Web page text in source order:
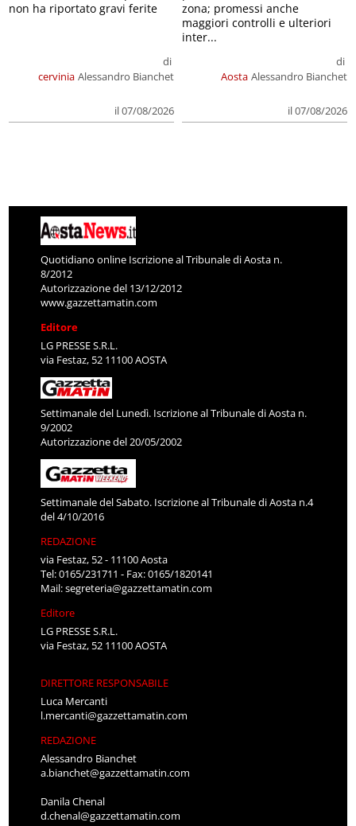
cervinia
di
Alessandro Bianchet
il 07/08/2026
non ha riportato gravi ferite
Aosta
di
Alessandro Bianchet
il 07/08/2026
zona; promessi anche
maggiori controlli e ulteriori
inter...
Quotidiano online Iscrizione al Tribunale di Aosta n.
8/2012
Autorizzazione del 13/12/2012
www.gazzettamatin.com
Editore
LG PRESSE S.R.L.
via Festaz, 52 11100 AOSTA
Settimanale del Lunedì. Iscrizione al Tribunale di Aosta n.
9/2002
Autorizzazione del 20/05/2002
Settimanale del Sabato. Iscrizione al Tribunale di Aosta n.4
del 4/10/2016
REDAZIONE
via Festaz, 52 - 11100 Aosta
Tel: 0165/231711 - Fax: 0165/1820141
Mail:segreteria@gazzettamatin.com
Editore
LG PRESSE S.R.L.
via Festaz, 52 11100 AOSTA
DIRETTORE RESPONSABILE
Luca Mercanti
l.mercanti@gazzettamatin.com
REDAZIONE
Alessandro Bianchet
a.bianchet@gazzettamatin.com
Danila Chenal
d.chenal@gazzettamatin.com